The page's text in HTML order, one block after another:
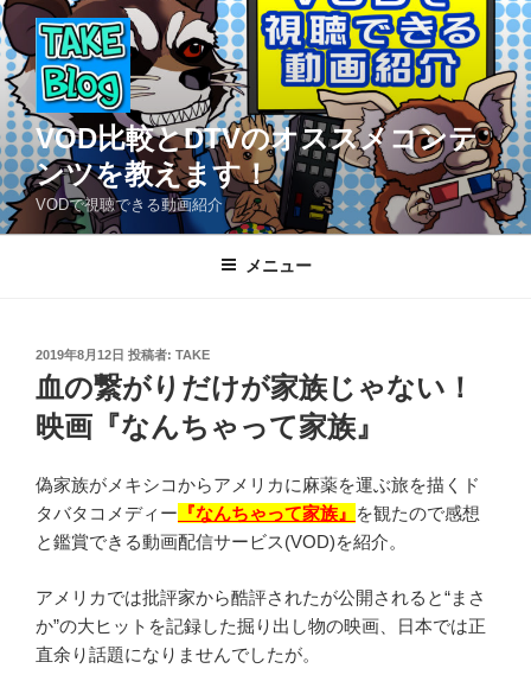
コ
ン
テ
ン
ツ
へ
ス
キ
ッ
VOD比較とDTVのオススメコンテ
ンツを教えます！
VODで視聴できる動画紹介
メニュー
投
稿
日:
2019年8月12日 投稿者: TAKE
血の繋がりだけが家族じゃない！
映画『なんちゃって家族』
偽家族がメキシコからアメリカに麻薬を運ぶ旅を描くド
タバタコメディー 『なんちゃって家族』 を観たので感想
と鑑賞できる動画配信サービス(VOD)を紹介。
アメリカでは批評家から酷評されたが公開されると“まさ
か”の大ヒットを記録した掘り出し物の映画、日本では正
直余り話題になりませんでしたが。